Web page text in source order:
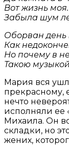
Вот жизнь
Забыла шум
Оборван день
Как
Но почему в
Такою
Мария вся
прекрасному,
нечто
исполняли ее
Михаила. Он
складки, но
жених,